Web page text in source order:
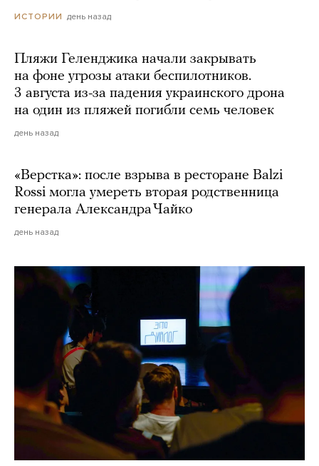
ИСТОРИИ день назад
Пляжи Геленджика начали закрывать
на фоне угрозы атаки беспилотников.
3 августа из-за падения украинского дрона
на один из пляжей погибли семь человек
день назад
«Верстка»: после взрыва в ресторане Balzi
Rossi могла умереть вторая родственница
генерала Александра Чайко
день назад